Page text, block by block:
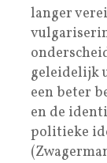
langer
geleidelijk
een beter
en de
politieke